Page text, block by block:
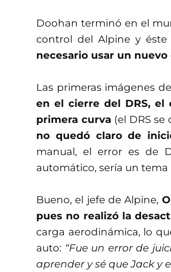
Doohan terminó en el
control del Alpine y éste
necesario usar un nuevo
Las primeras imágenes
en el cierre del DRS,
primera curva (el DRS
no quedó claro de
manual, el error es de
automático, sería un tema
Bueno, el jefe de Alpine,
pues no realizó la
carga aerodinámica, lo
auto: “Fue un error de
aprender y sé que Jack y